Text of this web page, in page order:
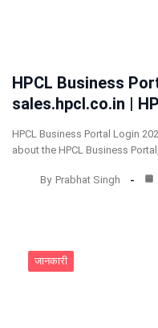
HPCL Business
sales.hpcl.co.in |
HPCL Business Portal Login
about the HPCL Business
By Prabhat Singh
जानकारी